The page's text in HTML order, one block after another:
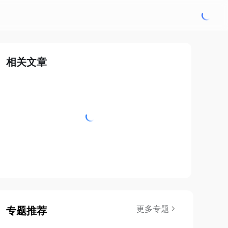
相关文章
专题推荐 更多专题